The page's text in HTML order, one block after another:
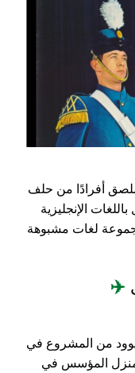
أفرادًا من حلف
الإنجليزية
لغات مشبوهة
✈️
من المشروع في
على منزل المؤسس في